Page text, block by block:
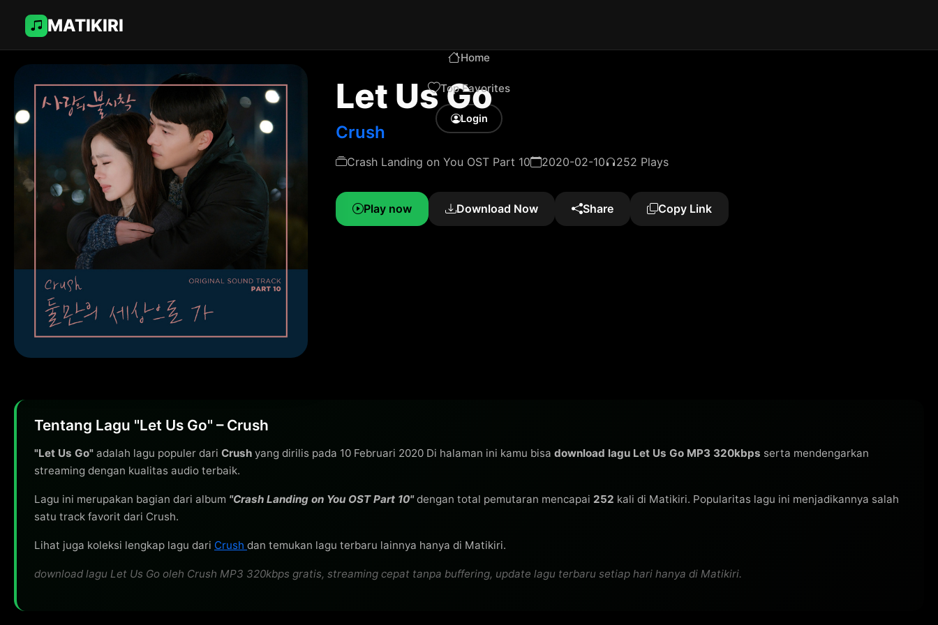
MATIKIRI
Home
Top Favorites
Login
Let Us Go
Crush
Crash Landing on You OST Part 10 2020-02-10 252 Plays
Play now Download Now Share Copy Link
Tentang Lagu "Let Us Go" – Crush
"Let Us Go" adalah lagu populer dari Crush yang dirilis pada 10 Februari 2020 Di halaman ini kamu bisa download lagu Let Us Go MP3 320kbps serta mendengarkan
streaming dengan kualitas audio terbaik.
Lagu ini merupakan bagian dari album "Crash Landing on You OST Part 10"dengan total pemutaran mencapai 252 kali di Matikiri. Popularitas lagu ini menjadikannya salah
satu track favorit dari Crush.
Lihat juga koleksi lengkap lagu dari Crush dan temukan lagu terbaru lainnya hanya di Matikiri.
download lagu Let Us Go oleh Crush MP3 320kbps gratis, streaming cepat tanpa buffering, update lagu terbaru setiap hari hanya di Matikiri.